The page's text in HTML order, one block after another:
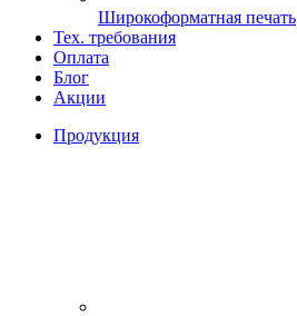
Широкоформатная печать
Тех. требования
Оплата
Блог
Акции
Продукция